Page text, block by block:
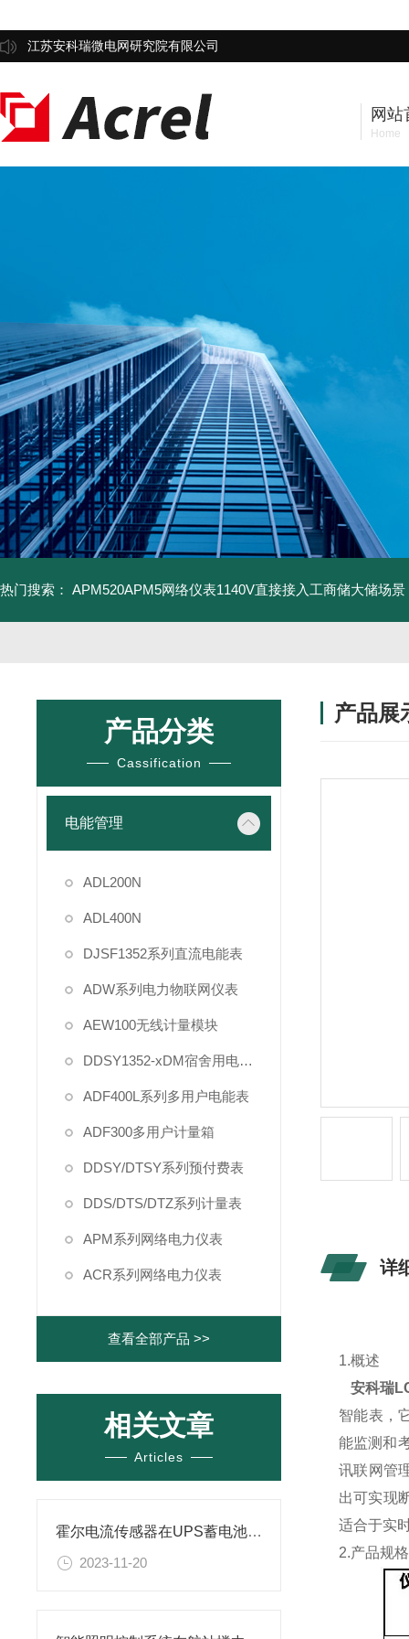
江苏安科瑞微电网研究院有限公司
网站
Home
热门搜索： APM520APM5网络仪表1140V直接接入工商储大储场景
产品分类
Cassification
电能管理
ADL200N
ADL400N
DJSF1352系列直流电能表
ADW系列电力物联网仪表
AEW100无线计量模块
DDSY1352-xDM宿舍用电管理
ADF400L系列多用户电能表
ADF300多用户计量箱
DDSY/DTSY系列预付费表
DDS/DTS/DTZ系列计量表
APM系列网络电力仪表
ACR系列网络电力仪表
查看全部产品 >>
相关文章
Articles
霍尔电流传感器在UPS蓄电池浮充电流远程监测方案的应用
2023-11-20
产品展
详
1.概述
安科瑞
智能表，
能监测和
讯联网管
出可实现
适合于实
2.产品规格